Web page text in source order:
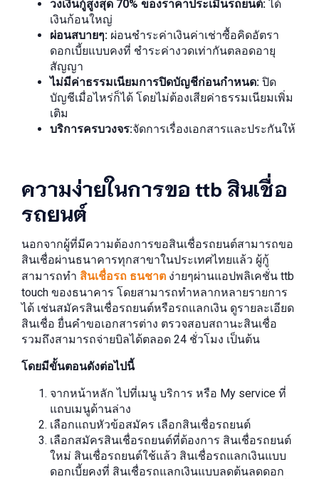
วงเงินกู้สูงสุด 70% ของราคาประเมินรถยนต์: ได้
เงินก้อนใหญ่
ผ่อนสบายๆ: ผ่อนชำระค่าเงินค่าเช่าซื้อคิดอัตรา
ดอกเบี้ยแบบคงที่ ชำระค่างวดเท่ากันตลอดอายุ
สัญญา
ไม่มีค่าธรรมเนียมการปิดบัญชีก่อนกำหนด: ปิด
บัญชีเมื่อไหร่ก็ได้ โดยไม่ต้องเสียค่าธรรมเนียมเพิ่ม
เติม
บริการครบวงจร:จัดการเรื่องเอกสารและประกันให้
ความง่ายในการขอ ttb สินเชื่อ
รถยนต์
นอกจากผู้ที่มีความต้องการขอสินเชื่อรถยนต์สามารถขอ
สินเชื่อผ่านธนาคารทุกสาขาในประเทศไทยแล้ว ผู้กู้
สามารถทำ สินเชื่อรถ ธนชาต ง่ายๆผ่านแอปพลิเคชั่น ttb
touch ของธนาคาร โดยสามารถทำหลากหลายรายการ
ได้ เช่นสมัครสินเชื่อรถยนต์หรือรถแลกเงิน ดูรายละเอียด
สินเชื่อ ยื่นคำขอเอกสารต่าง ตรวจสอบสถานะสินเชื่อ
รวมถึงสามารถจ่ายบิลได้ตลอด 24 ชั่วโมง เป็นต้น
โดยมีขั้นตอนดังต่อไปนี้
จากหน้าหลัก ไปที่เมนู บริการ หรือ My service ที่
แถบเมนูด้านล่าง
เลือกแถบหัวข้อสมัคร เลือกสินเชื่อรถยนต์
เลือกสมัครสินเชื่อรถยนต์ที่ต้องการ สินเชื่อรถยนต์
ใหม่ สินเชื่อรถยนต์ใช้แล้ว สินเชื่อรถแลกเงินแบบ
ดอกเบี้ยคงที่ สินเชื่อรถแลกเงินแบบลดต้นลดดอก